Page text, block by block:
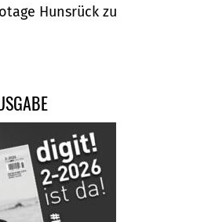
Hunsrück zu